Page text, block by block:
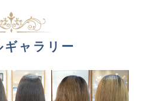
ギャラリー